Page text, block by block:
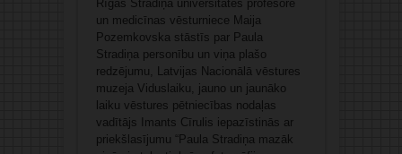
Rīgas Stradiņa universitātes profesore
un medicīnas vēsturniece Maija
Pozemkovska stāstīs par Paula
Stradiņa personību un viņa plašo
redzējumu, Latvijas Nacionālā vēstures
muzeja Viduslaiku, jauno un jaunāko
laiku vēstures pētniecības nodaļas
vadītājs Imants Cīrulis iepazīstinās ar
priekšlasījumu “Paula Stradiņa mazāk